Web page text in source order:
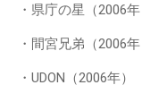
・県庁の星（2006年
・間宮兄弟（2006年
・UDON（2006年）